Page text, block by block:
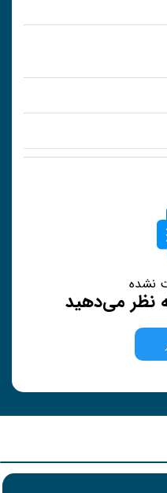
نشده
نظر می‌دهید